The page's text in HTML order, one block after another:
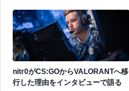
nitr0がCS:GOからVALORANTへ移
行した理由をインタビューで語る